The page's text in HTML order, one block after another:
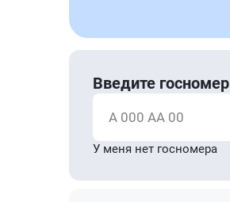
Введите госномер
А 000 АА 00
У меня нет госномера